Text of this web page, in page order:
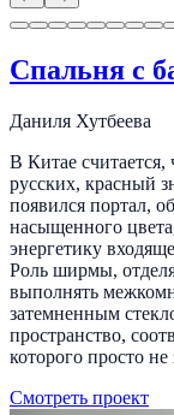
Спальня с
Даниля Хутбеева
В Китае считается,
русских, красный
появился портал,
насыщенного
энергетику
Роль ширмы,
выполнять
затемненным
пространство,
которого просто не
Смотреть проект